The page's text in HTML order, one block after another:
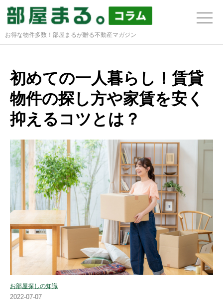
お得な物件多数！部屋まるが贈る不動産マガジン
初めての一人暮らし！賃貸
物件の探し方や家賃を安く
抑えるコツとは？
お部屋探しの知識
2022-07-07